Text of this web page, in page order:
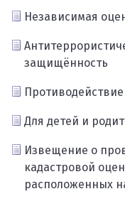
Независимая
защищённость
Для детей и
Извещение о
кадастровой
расположенных